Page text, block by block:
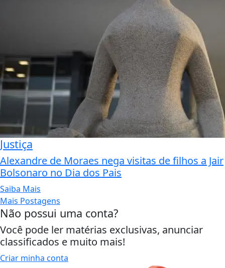
Justiça
Alexandre de Moraes nega visitas de filhos a Jair
Bolsonaro no Dia dos Pais
Saiba Mais
Mais Postagens
Não possui uma conta?
Você pode ler matérias exclusivas, anunciar
classificados e muito mais!
Criar minha conta